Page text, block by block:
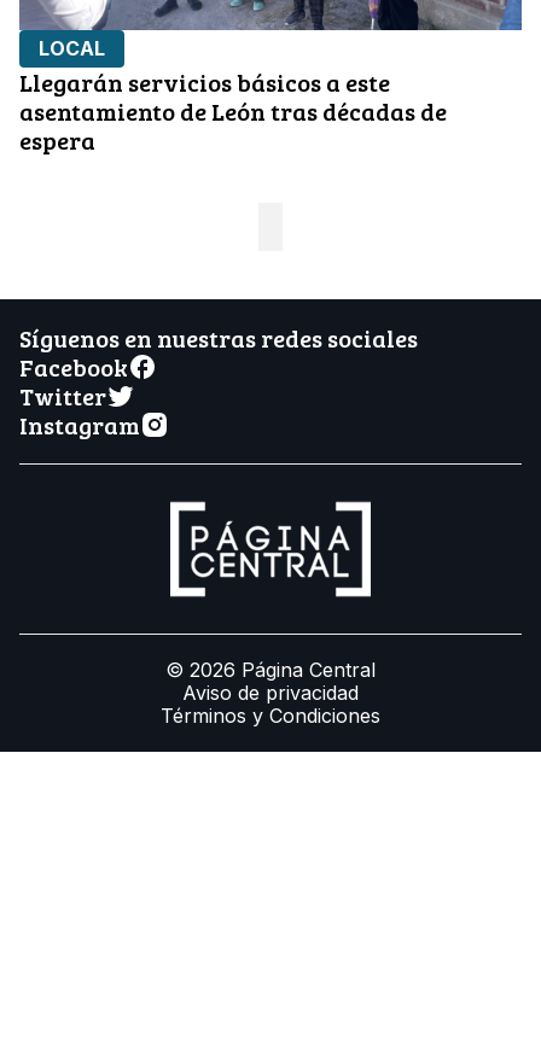
LOCAL
Llegarán servicios básicos a este
asentamiento de León tras décadas de
espera
Síguenos en nuestras redes sociales
Facebook
Twitter
Instagram
© 2026 Página Central
Aviso de privacidad
Términos y Condiciones